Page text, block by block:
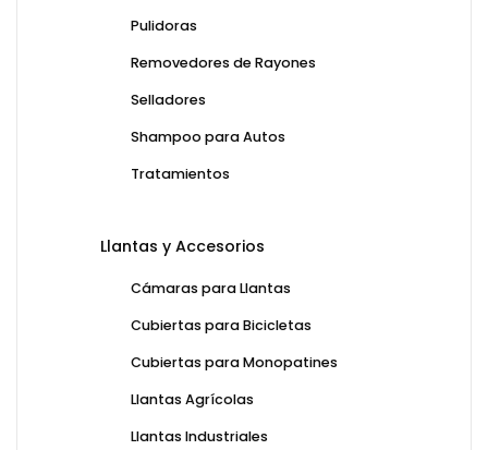
Pulidoras
Removedores de Rayones
Selladores
Shampoo para Autos
Tratamientos
Llantas y Accesorios
Cámaras para Llantas
Cubiertas para Bicicletas
Cubiertas para Monopatines
Llantas Agrícolas
Llantas Industriales